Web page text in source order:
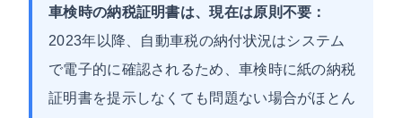
車検時の納税証明書は、現在は原則不要：
2023年以降、自動車税の納付状況はシステム
で電子的に確認されるため、車検時に紙の納税
証明書を提示しなくても問題ない場合がほとん